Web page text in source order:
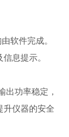
软件完成。
息提示。
出功率稳定，
升仪器的安全